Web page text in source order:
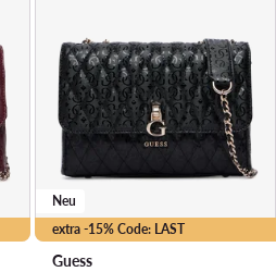
extra -15% Code: LAST
Neu
Guess